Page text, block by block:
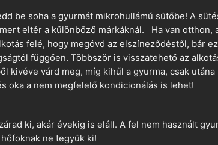
be soha a gyurmát mikrohullámú sütőbe! A
eltér a különböző márkáknál. Ha van otthon,
felé, hogy megóvd az elszíneződéstől, bár
függően. Többször is visszatehető az
várd meg, míg kihűl a gyurma, csak
oka a nem megfelelő kondicionálás is lehet!
ki, akár évekig is eláll. A fel nem használt
ne tegyük ki!